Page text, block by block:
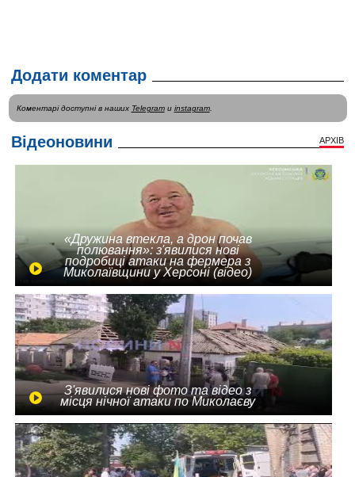
Додати коментар
Коментарі доступні в наших Telegramи instagram.
Відеоновини АРХІВ
«Дружина втекла, а дрон почав
полювання»: з'явилися нові
подробиці атаки на фермера з
Миколаївщини у Херсоні (відео)
З'явилися нові фото та відео з
місця нічної атаки по Миколаєву